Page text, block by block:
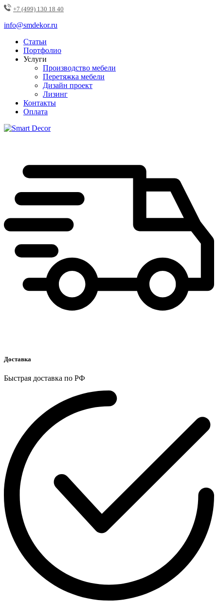
+7 (499) 130 18 40
info@smdekor.ru
Статьи
Портфолио
Услуги
Производство мебели
Перетяжка мебели
Дизайн проект
Лизинг
Контакты
Оплата
Доставка
Быстрая доставка по РФ